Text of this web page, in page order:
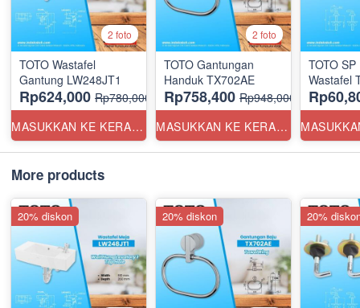
2 foto
TOTO Wastafel
Gantung LW248JT1
Rp624,000 Rp780,000
MASUKKAN KE KERANJANG
2 foto
TOTO Gantungan
Handuk TX702AE
Rp758,400 Rp948,000
MASUKKAN KE KERANJANG
TOTO
Wastafel
More products
20% diskon 20% diskon 20%